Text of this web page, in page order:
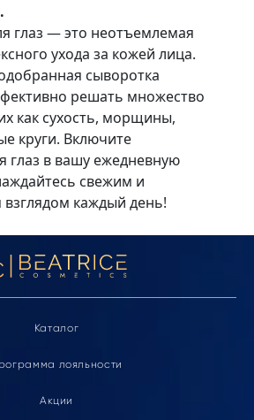
глаз — это неотъемлемая
ухода за кожей лица.
сыворотка
решать множество
как сухость, морщины,
круги. Включите
глаз в вашу ежедневную
свежим и
каждый день!
Каталог
лояльности
Акции